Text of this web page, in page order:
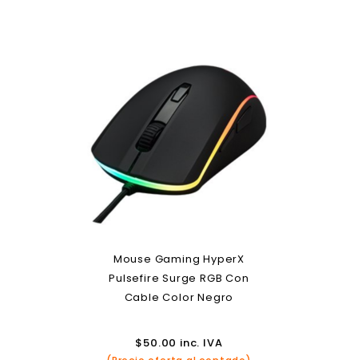
Mouse Gaming HyperX
Pulsefire Surge RGB Con
Cable Color Negro
$50.00 inc. IVA